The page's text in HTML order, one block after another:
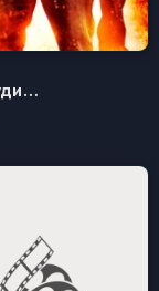
Правосудие по-американски